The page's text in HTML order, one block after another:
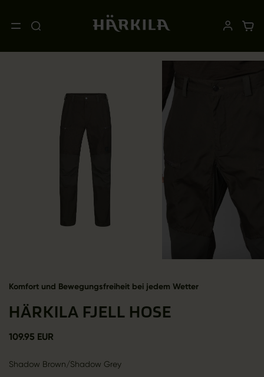
Komfort und Bewegungsfreiheit bei jedem Wetter
HÄRKILA FJELL HOSE
109.95 EUR
Shadow Brown/Shadow Grey